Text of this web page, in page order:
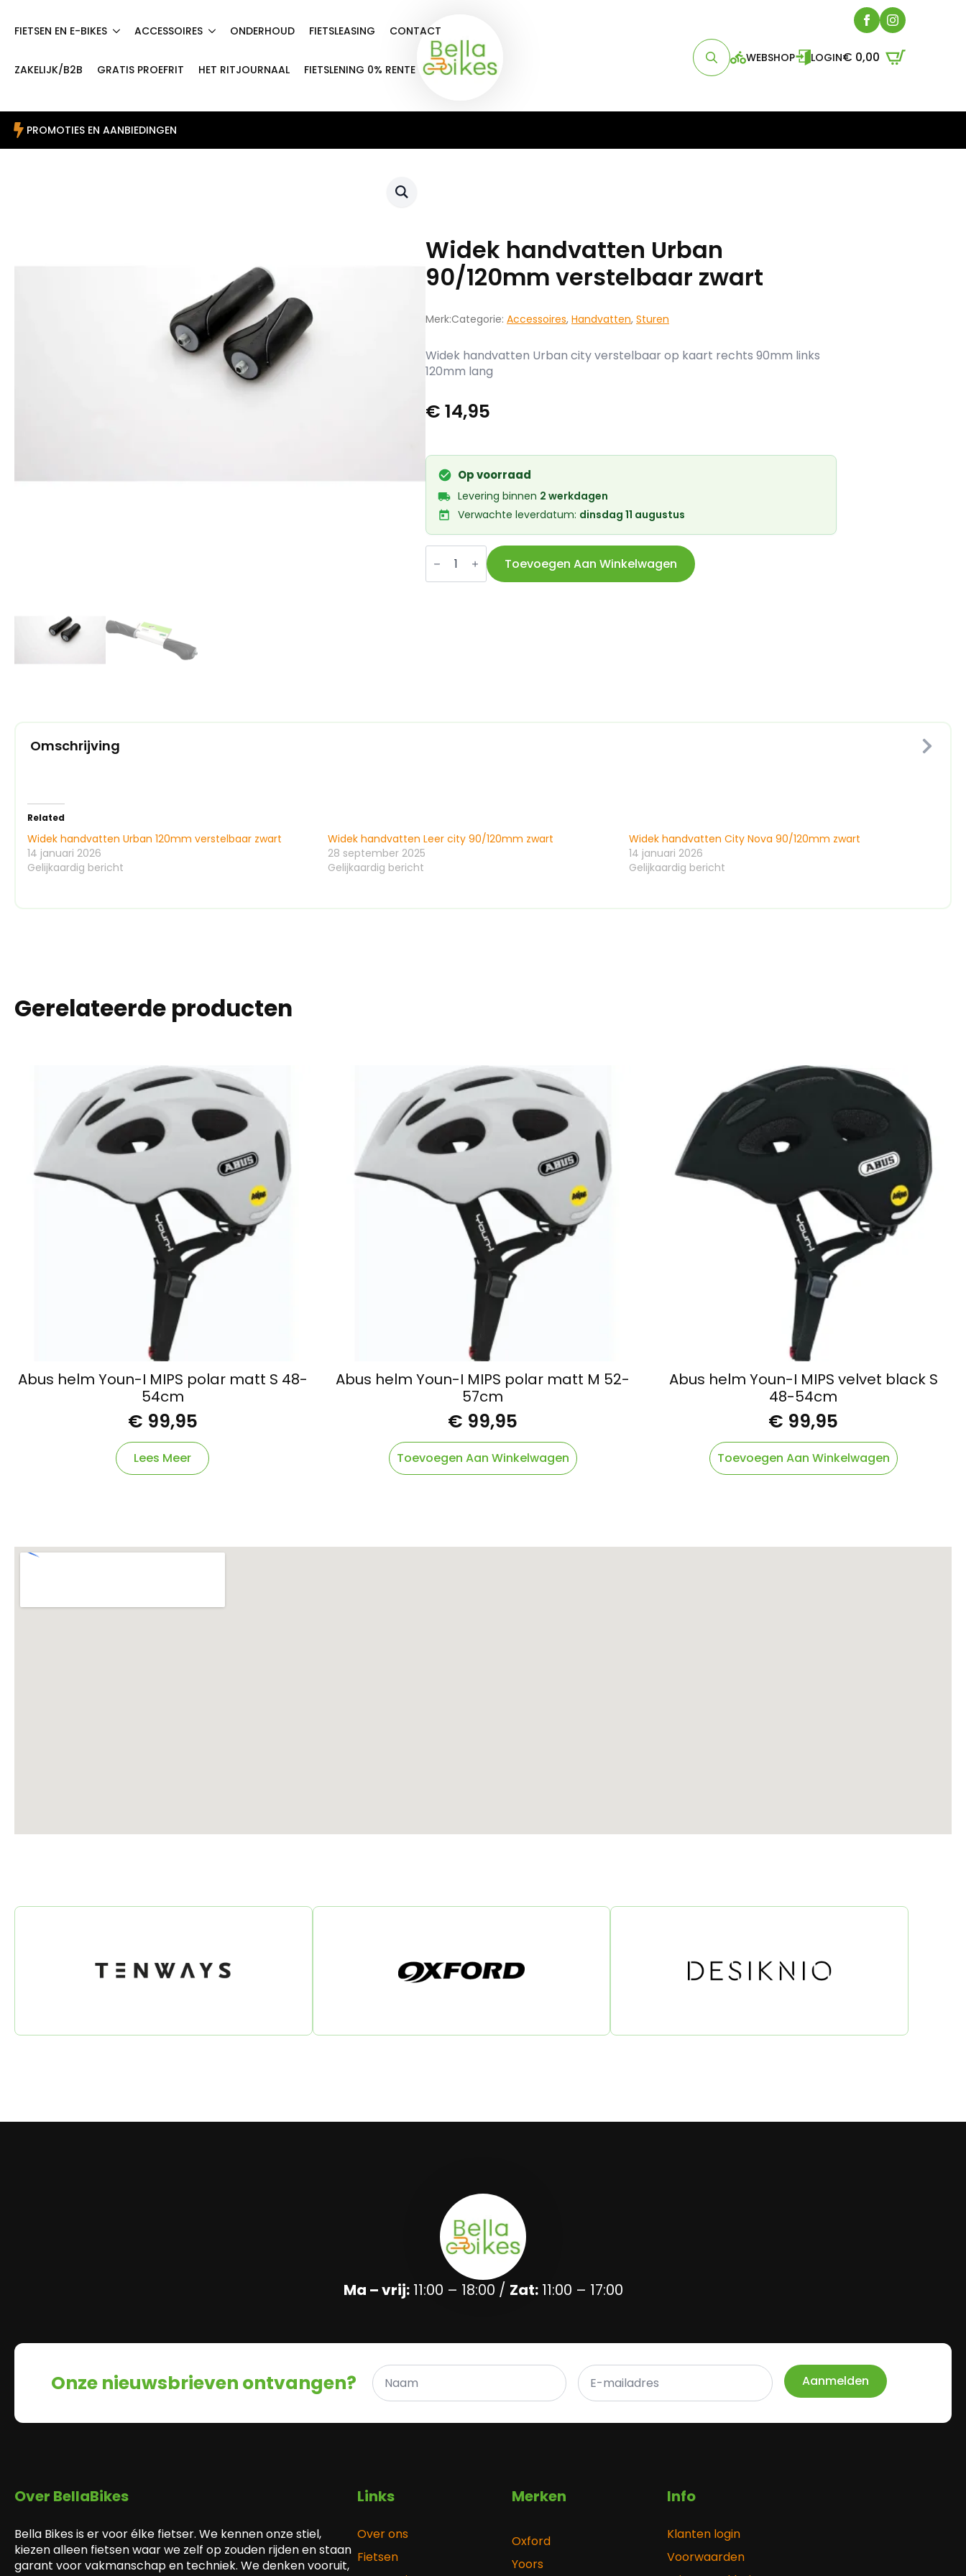
FIETSEN EN E-BIKES ACCESSOIRES ONDERHOUD FIETSLEASING CONTACT
ZAKELIJK/B2B GRATIS PROEFRIT HET RITJOURNAAL FIETSLENING 0% RENTE
WEBSHOP LOGIN€ 0,00
PROMOTIES EN AANBIEDINGEN
Widek handvatten Urban
90/120mm verstelbaar zwart
Merk:Categorie: Accessoires, Handvatten, Sturen
Widek handvatten Urban city verstelbaar op kaart rechts 90mm links
120mm lang
€ 14,95
Op voorraad
Levering binnen 2 werkdagen
Verwachte leverdatum: dinsdag 11 augustus
Widek
handvatten
Urban
90/120mm
Toevoegen Aan Winkelwagen
Omschrijving
Related
Widek handvatten Urban 120mm verstelbaar zwart
14 januari 2026
Gelijkaardig bericht
Widek handvatten Leer city 90/120mm zwart
28 september 2025
Gelijkaardig bericht
Widek handvatten City Nova 90/120mm zwart
14 januari 2026
Gelijkaardig bericht
Gerelateerde producten
Abus helm Youn-I MIPS polar matt S 48-
54cm
€ 99,95
Lees Meer
Abus helm Youn-I MIPS polar matt M 52-
57cm
€ 99,95
Toevoegen Aan Winkelwagen
Abus helm Youn-I MIPS velvet black S
48-54cm
€ 99,95
Toevoegen Aan Winkelwagen
Ma – vrij:11:00 – 18:00 / Zat:11:00 – 17:00
Onze nieuwsbrieven ontvangen?
Naam
*
E-
mailadres
*
Aanmelden
Over BellaBikes
Bella Bikes is er voor élke fietser. We kennen onze stiel,
kiezen alleen fietsen waar we zelf op zouden rijden en staan
garant voor vakmanschap en techniek. We denken vooruit,
Links
Over ons
Fietsen
Merken
Oxford
Yoors
Info
Klanten login
Voorwaarden